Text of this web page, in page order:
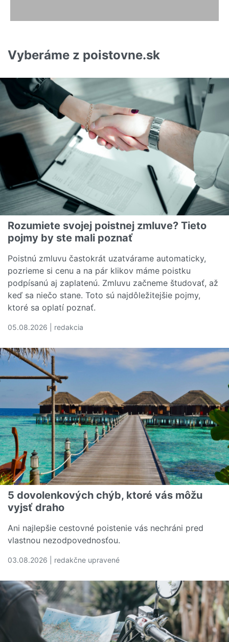
Vyberáme z poistovne.sk
Rozumiete svojej poistnej zmluve? Tieto
pojmy by ste mali poznať
Poistnú zmluvu častokrát uzatvárame automaticky,
pozrieme si cenu a na pár klikov máme poistku
podpísanú aj zaplatenú. Zmluvu začneme študovať, až
keď sa niečo stane. Toto sú najdôležitejšie pojmy,
ktoré sa oplatí poznať.
05.08.2026 | redakcia
5 dovolenkových chýb, ktoré vás môžu
vyjsť draho
Ani najlepšie cestovné poistenie vás nechráni pred
vlastnou nezodpovednosťou.
03.08.2026 | redakčne upravené